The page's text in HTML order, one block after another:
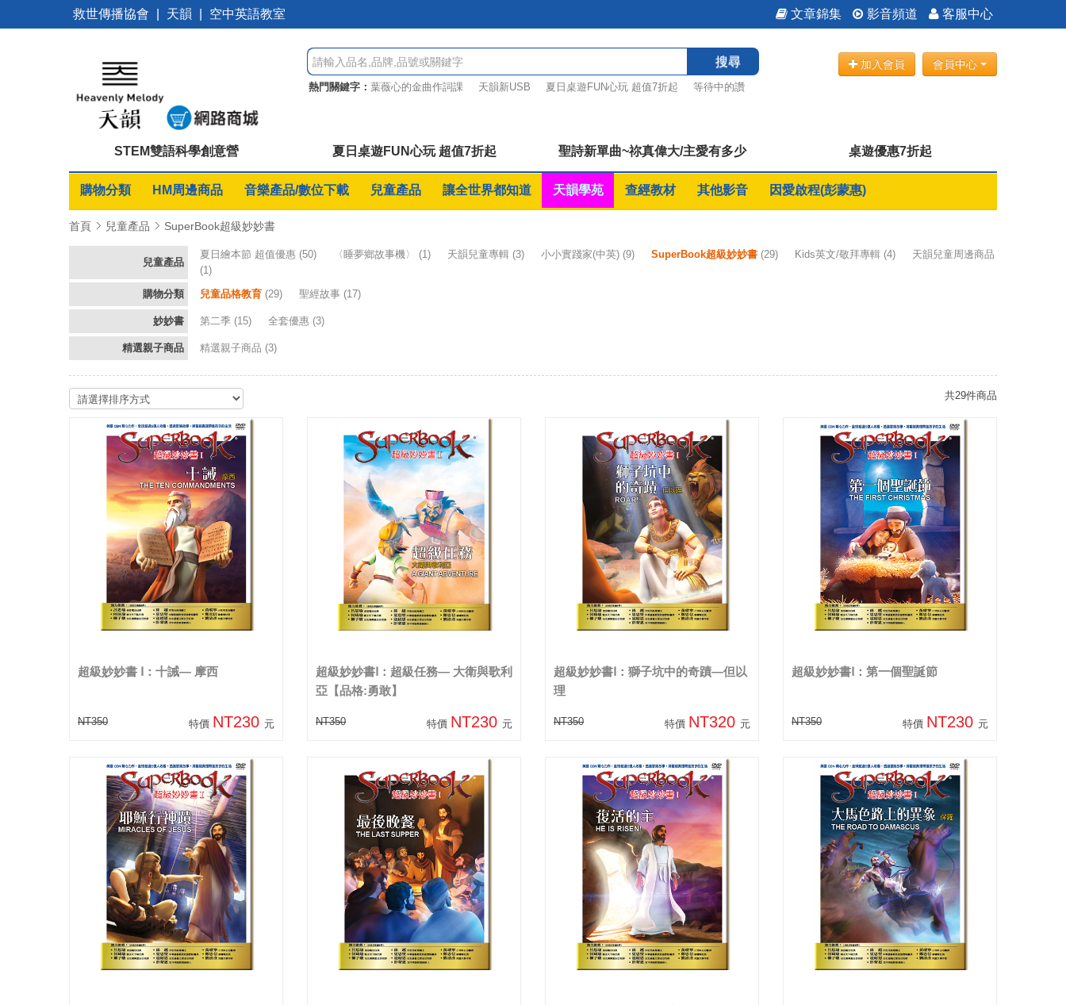
救世傳播協會 天韻 空中英語教室 文章錦集 影音頻道 客服中心
搜尋
熱門關鍵字： 葉薇心的金曲作詞課 天韻新USB 夏日桌遊FUN心玩 超值7折起
等待中的讚
加入會員 會員中心
STEM雙語科學創意營 夏日桌遊FUN心玩 超值7折起 聖詩新單曲~祢真偉大/主愛有多少 桌遊優惠7折起
購物分類 HM周邊商品 音樂產品/數位下載 兒童產品 讓全世界都知道 天韻學苑 查經教材 其他影音 因愛啟程(彭蒙惠)
首頁 兒童產品 SuperBook超級妙妙書
兒童產品
夏日繪本節 超值優惠 (50) 〈睡夢鄉故事機〉 (1) 天韻兒童專輯 (3) 小小實踐家(中英) (9) SuperBook超級妙妙書 (29) Kids英文/敬拜專輯 (4)
天韻兒童周邊商品
(1)
購物分類
兒童品格教育 (29) 聖經故事 (17)
妙妙書 第二季 (15) 全套優惠 (3)
精選親子商品 精選親子商品 (3)
共29件商品
超級妙妙書 Ⅰ：十誡— 摩西
NT350 特價 NT230 元
超級妙妙書Ⅰ：超級任務— 大衛與歌利
亞【品格:勇敢】
NT350 特價 NT230 元
超級妙妙書Ⅰ：獅子坑中的奇蹟—但以
理
NT350 特價 NT320 元
超級妙妙書Ⅰ：第一個聖誕節
NT350 特價 NT230 元